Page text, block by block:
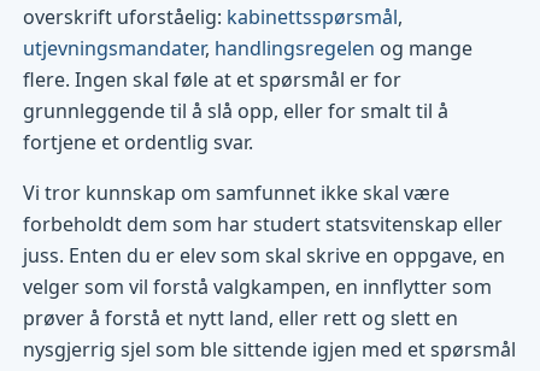
overskrift uforståelig: kabinettsspørsmål,
utjevningsmandater, handlingsregelen og mange
flere. Ingen skal føle at et spørsmål er for
grunnleggende til å slå opp, eller for smalt til å
fortjene et ordentlig svar.
Vi tror kunnskap om samfunnet ikke skal være
forbeholdt dem som har studert statsvitenskap eller
juss. Enten du er elev som skal skrive en oppgave, en
velger som vil forstå valgkampen, en innflytter som
prøver å forstå et nytt land, eller rett og slett en
nysgjerrig sjel som ble sittende igjen med et spørsmål